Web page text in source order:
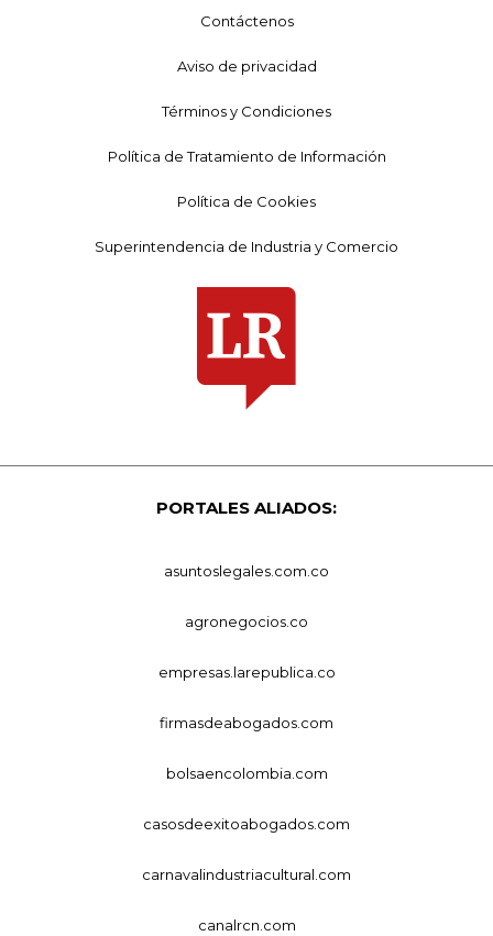
Contáctenos
Aviso de privacidad
Términos y Condiciones
Política de Tratamiento de Información
Política de Cookies
Superintendencia de Industria y Comercio
PORTALES ALIADOS:
asuntoslegales.com.co
agronegocios.co
empresas.larepublica.co
firmasdeabogados.com
bolsaencolombia.com
casosdeexitoabogados.com
carnavalindustriacultural.com
canalrcn.com